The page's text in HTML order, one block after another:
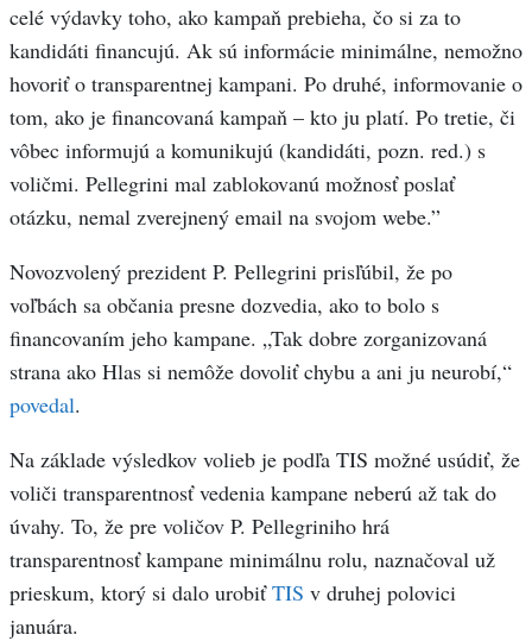
celé výdavky toho, ako kampaň prebieha, čo si za to
kandidáti financujú. Ak sú informácie minimálne, nemožno
hovoriť o transparentnej kampani. Po druhé, informovanie o
tom, ako je financovaná kampaň – kto ju platí. Po tretie, či
vôbec informujú a komunikujú (kandidáti, pozn. red.) s
voličmi. Pellegrini mal zablokovanú možnosť poslať
otázku, nemal zverejnený email na svojom webe.”
Novozvolený prezident P. Pellegrini prisľúbil, že po
voľbách sa občania presne dozvedia, ako to bolo s
financovaním jeho kampane. „Tak dobre zorganizovaná
strana ako Hlas si nemôže dovoliť chybu a ani ju neurobí,“
povedal.
Na základe výsledkov volieb je podľa TIS možné usúdiť, že
voliči transparentnosť vedenia kampane neberú až tak do
úvahy. To, že pre voličov P. Pellegriniho hrá
transparentnosť kampane minimálnu rolu, naznačoval už
prieskum, ktorý si dalo urobiťTIS v druhej polovici
januára.